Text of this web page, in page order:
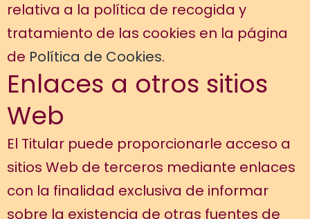
relativa a la política de recogida y
tratamiento de las cookies en la página
de Política de Cookies.
Enlaces a otros sitios
Web
El Titular puede proporcionarle acceso a
sitios Web de terceros mediante enlaces
con la finalidad exclusiva de informar
sobre la existencia de otras fuentes de